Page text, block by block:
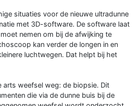
situaties voor de nieuwe ultradunne
met 3D-software. De software laat
nemen om bij de afwijking te
kan verder de longen in en
luchtwegen. Dat helpt bij het
arts weefsel weg: de biopsie. Dit
die via de dunne buis bij de